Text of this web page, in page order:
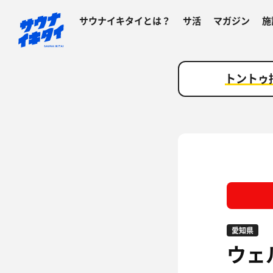
サウナイキタイとは？ サ活 マガジン
トント
愛知県
ウェ